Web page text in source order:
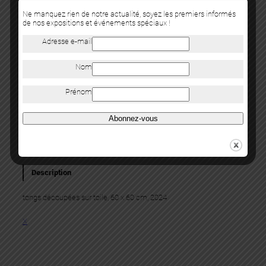
Tesprit
LÉBÈNÉ
tongs découpées sur toile, 60 x 60 cm, 2024
Category:Oeuvres
Description
tongs découpées sur toile, 60 x 60 cm, 2024
X
Ne manquez rien de notre actualité, soyez les premiers informés
de nos expositions et événements spéciaux !
Adresse e-mail
Nom
Prénom
Abonnez-vous